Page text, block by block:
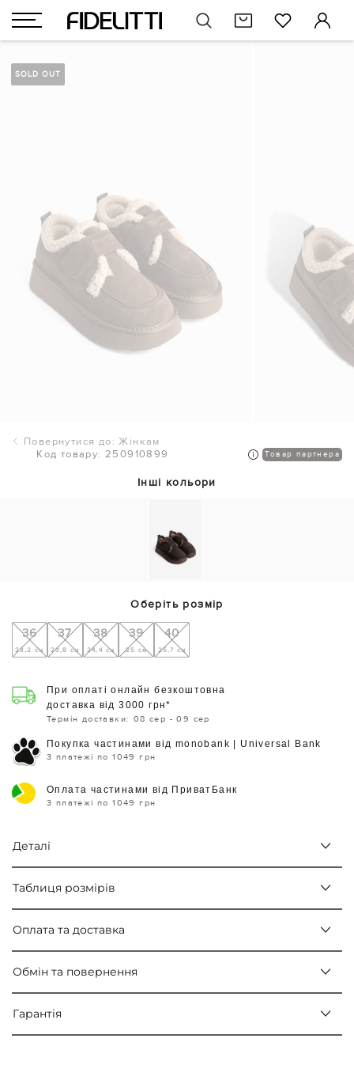
SOLD OUT
Повернутися до: Жінкам
Код товару: 250910899
Товар партнера
Інші кольори
Оберіть розмір
36
23,2 см
37
23,8 см
38
24,4 см
39
25 см
40
25,7 см
При оплаті онлайн безкоштовна
доставка від 3000 грн*
Термін доставки: 08 сер - 09 сер
Покупка частинами від monobank | Universal Bank
3 платежі по 1049 грн
Оплата частинами від ПриватБанк
3 платежі по 1049 грн
Деталі
Таблиця розмірів
Оплата та доставка
Обмін та повернення
Гарантія